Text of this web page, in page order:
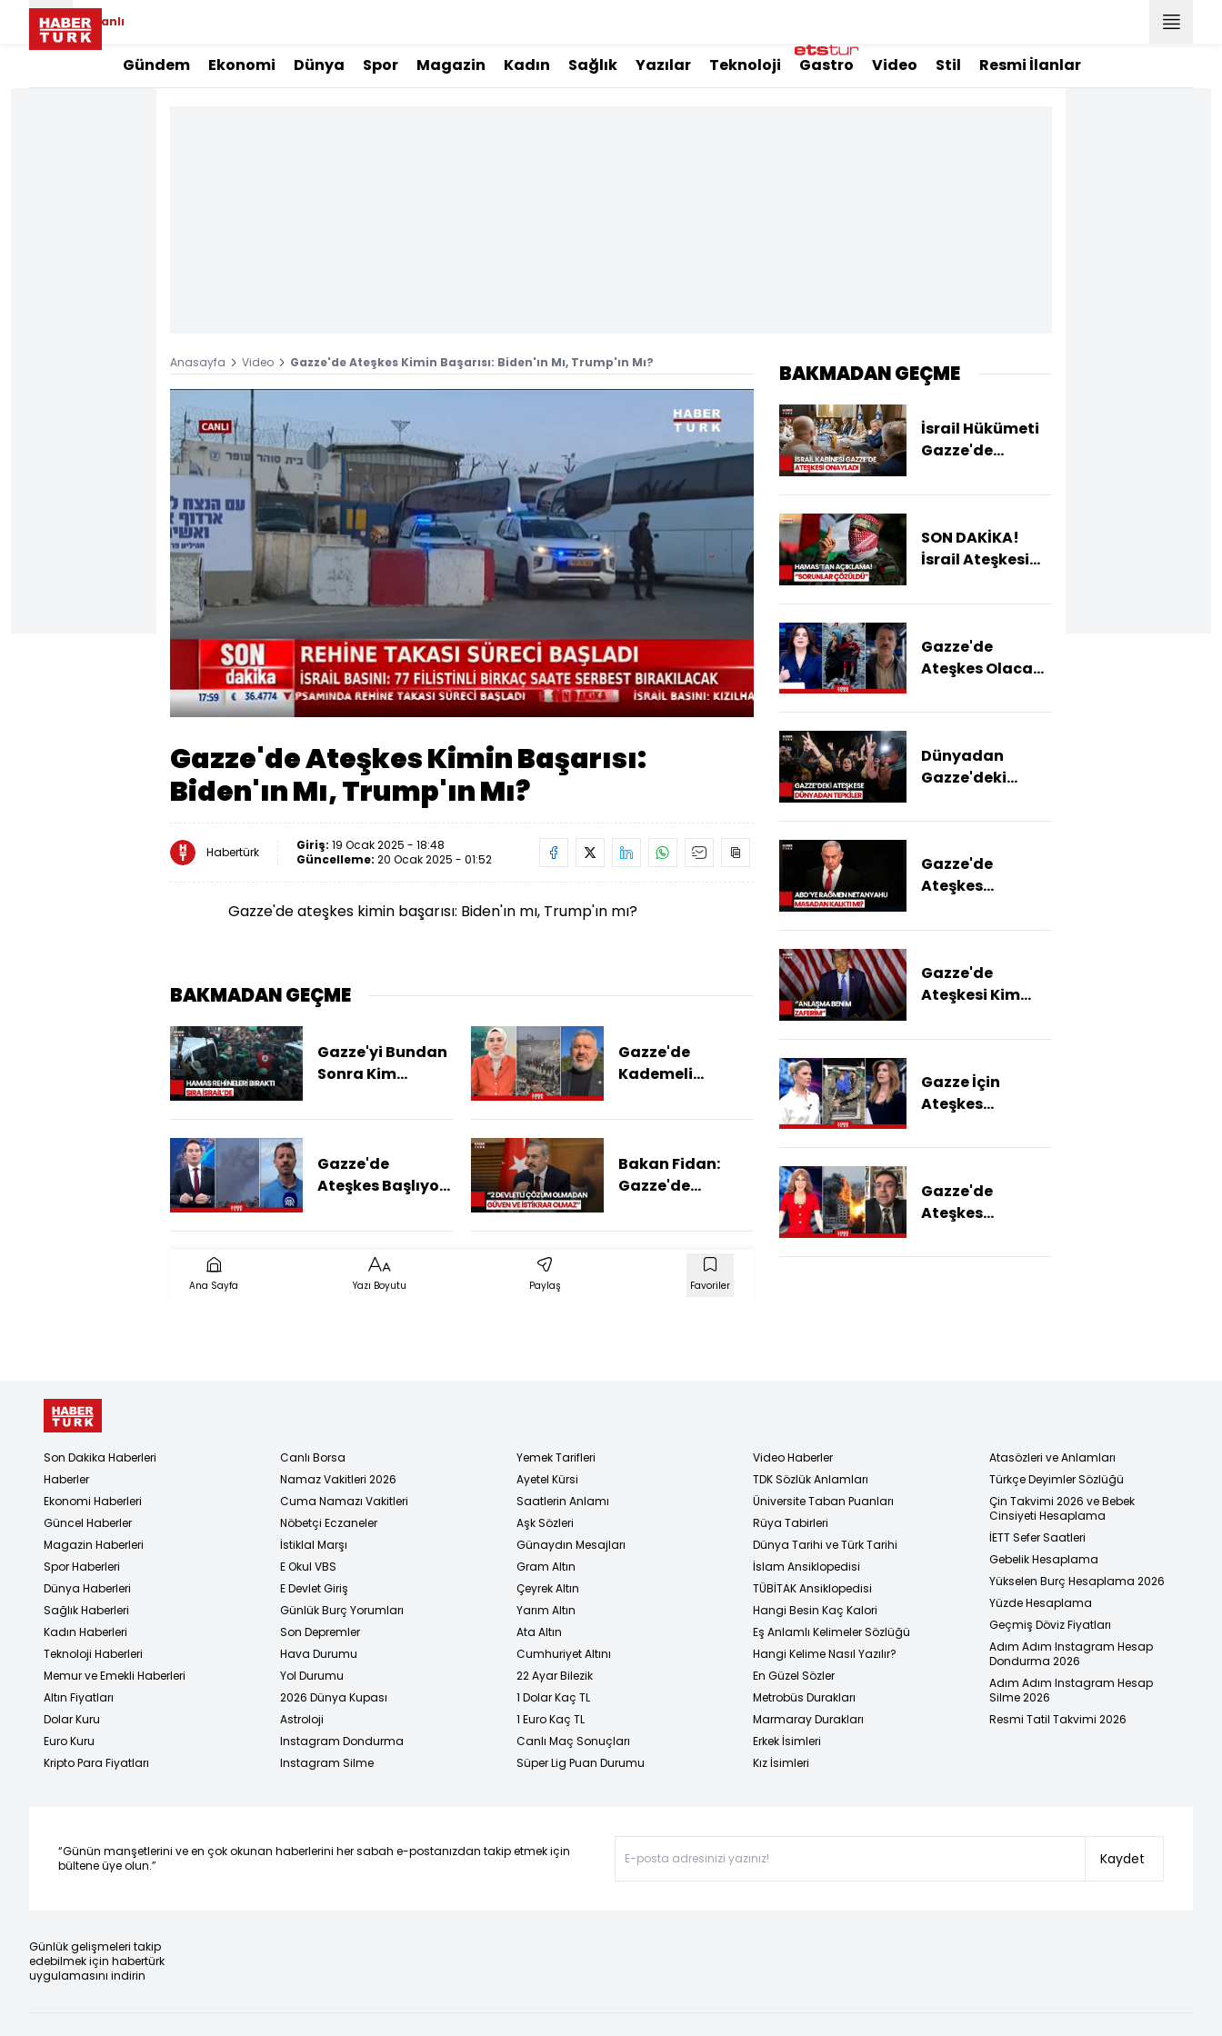
Canlı
Gündem Ekonomi Dünya Spor Magazin Kadın Sağlık Yazılar Teknoloji Gastro Video Stil Resmi İlanlar
Anasayfa Video Gazze'de Ateşkes Kimin Başarısı: Biden'ın Mı, Trump'ın Mı?
Sesi
Aç
Yüklendi:
5.91%
Oynatma
Gazze'de Ateşkes Kimin Başarısı:
Biden'ın Mı, Trump'ın Mı?
Habertürk Giriş: 19 Ocak 2025 - 18:48
Güncelleme: 20 Ocak 2025 - 01:52
Gazze'de ateşkes kimin başarısı: Biden'ın mı, Trump'ın mı?
BAKMADAN GEÇME
Gazze'yi Bundan
Sonra Kim
Gazze'de
Kademeli
Gazze'de
Ateşkes Başlıyor!
Edilecek İsimleri
Bakan Fidan:
Gazze'de
Memmunuz
Ana Sayfa Yazı Boyutu Paylaş Favoriler
BAKMADAN GEÇME
İsrail Hükümeti
Gazze'de
Onayladı! İlk
Günü
Gerçekleşecek
SON DAKİKA!
İsrail Ateşkesi
Hamas Açıkladı:
Çözüldü
Gazze'de
Ateşkes Olacak
Mı?
Dünyadan
Gazze'deki
Anlaşmasına
Yardımlar
Gazze'ye
Gazze'de
Ateşkes
Gazze'de
Ateşkesi Kim
Gazze İçin
Ateşkes
Var?
Gazze'de
Ateşkes
Son Dakika Haberleri
Haberler
Ekonomi Haberleri
Güncel Haberler
Magazin Haberleri
Spor Haberleri
Dünya Haberleri
Sağlık Haberleri
Kadın Haberleri
Teknoloji Haberleri
Memur ve Emekli Haberleri
Altın Fiyatları
Dolar Kuru
Euro Kuru
Kripto Para Fiyatları
Canlı Borsa
Namaz Vakitleri 2026
Cuma Namazı Vakitleri
Nöbetçi Eczaneler
İstiklal Marşı
E Okul VBS
E Devlet Giriş
Günlük Burç Yorumları
Son Depremler
Hava Durumu
Yol Durumu
2026 Dünya Kupası
Astroloji
Instagram Dondurma
Instagram Silme
Yemek Tarifleri
Ayetel Kürsi
Saatlerin Anlamı
Aşk Sözleri
Günaydın Mesajları
Gram Altın
Çeyrek Altın
Yarım Altın
Ata Altın
Cumhuriyet Altını
22 Ayar Bilezik
1 Dolar Kaç TL
1 Euro Kaç TL
Canlı Maç Sonuçları
Süper Lig Puan Durumu
Video Haberler
TDK Sözlük Anlamları
Üniversite Taban Puanları
Rüya Tabirleri
Dünya Tarihi ve Türk Tarihi
İslam Ansiklopedisi
TÜBİTAK Ansiklopedisi
Hangi Besin Kaç Kalori
Eş Anlamlı Kelimeler Sözlüğü
Hangi Kelime Nasıl Yazılır?
En Güzel Sözler
Metrobüs Durakları
Marmaray Durakları
Erkek İsimleri
Kız İsimleri
Atasözleri ve Anlamları
Türkçe Deyimler Sözlüğü
Çin Takvimi 2026 ve Bebek
Cinsiyeti Hesaplama
İETT Sefer Saatleri
Gebelik Hesaplama
Yükselen Burç Hesaplama 2026
Yüzde Hesaplama
Geçmiş Döviz Fiyatları
Adım Adım Instagram Hesap
Dondurma 2026
Adım Adım Instagram Hesap
Silme 2026
Resmi Tatil Takvimi 2026
“Günün manşetlerini ve en çok okunan haberlerini her sabah e-postanızdan takip etmek için
bültene üye olun.”
Kaydet
Günlük gelişmeleri takip
edebilmek için habertürk
uygulamasını indirin